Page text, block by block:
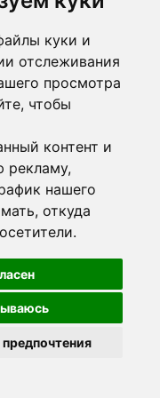
куки и
отслеживания
просмотра
чтобы
контент и
рекламу,
нашего
откуда
отдельно
компьютере в
арендованными
размещая базу